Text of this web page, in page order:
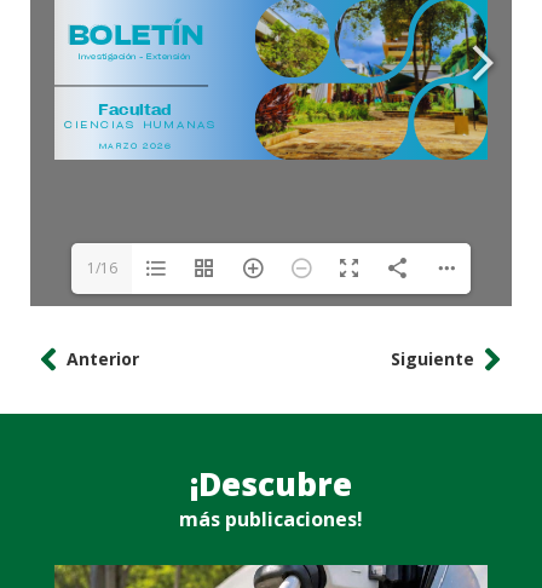
1/16
Anterior Siguiente
¡Descubre
más publicaciones!